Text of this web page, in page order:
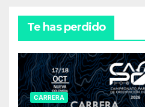
Te has perdido
CARRERA